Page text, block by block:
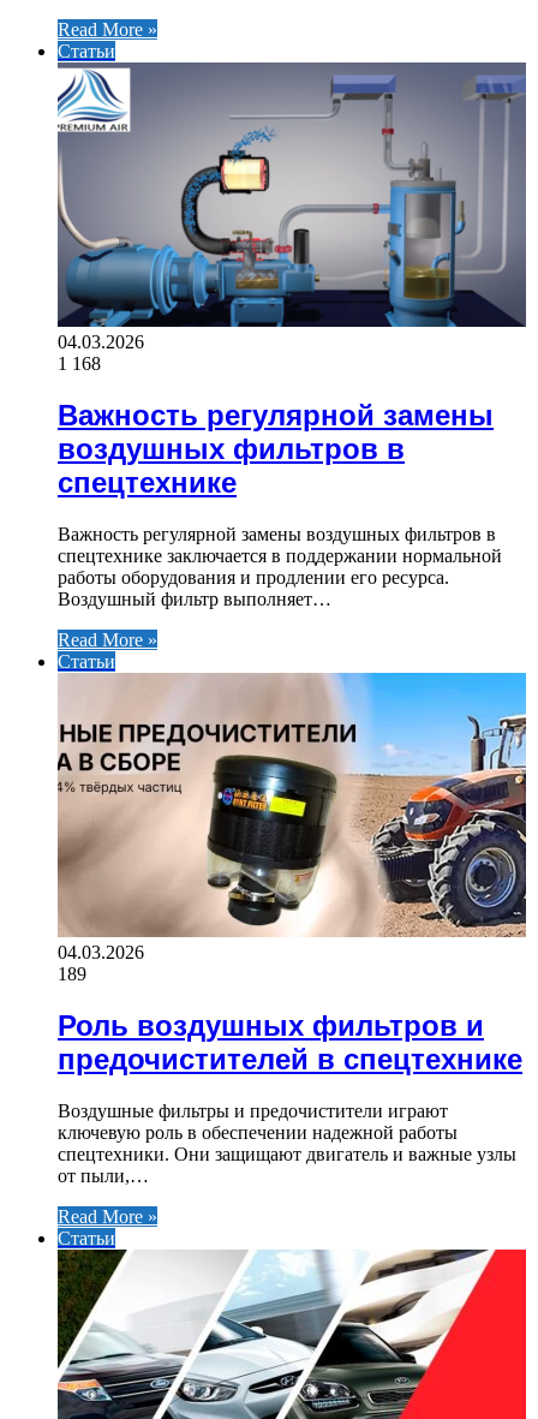
Read More »
Статьи
04.03.2026
1 168
Важность регулярной замены
воздушных фильтров в
спецтехнике
Важность регулярной замены воздушных фильтров в
спецтехнике заключается в поддержании нормальной
работы оборудования и продлении его ресурса.
Воздушный фильтр выполняет…
Read More »
Статьи
04.03.2026
189
Роль воздушных фильтров и
предочистителей в спецтехнике
Воздушные фильтры и предочистители играют
ключевую роль в обеспечении надежной работы
спецтехники. Они защищают двигатель и важные узлы
от пыли,…
Read More »
Статьи